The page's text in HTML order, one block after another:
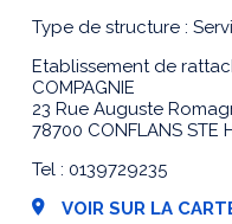
Type de structure :
Etablissement de
COMPAGNIE
23 Rue Auguste
78700 CONFLANS STE
Tel : 0139729235
VOIR SUR LA